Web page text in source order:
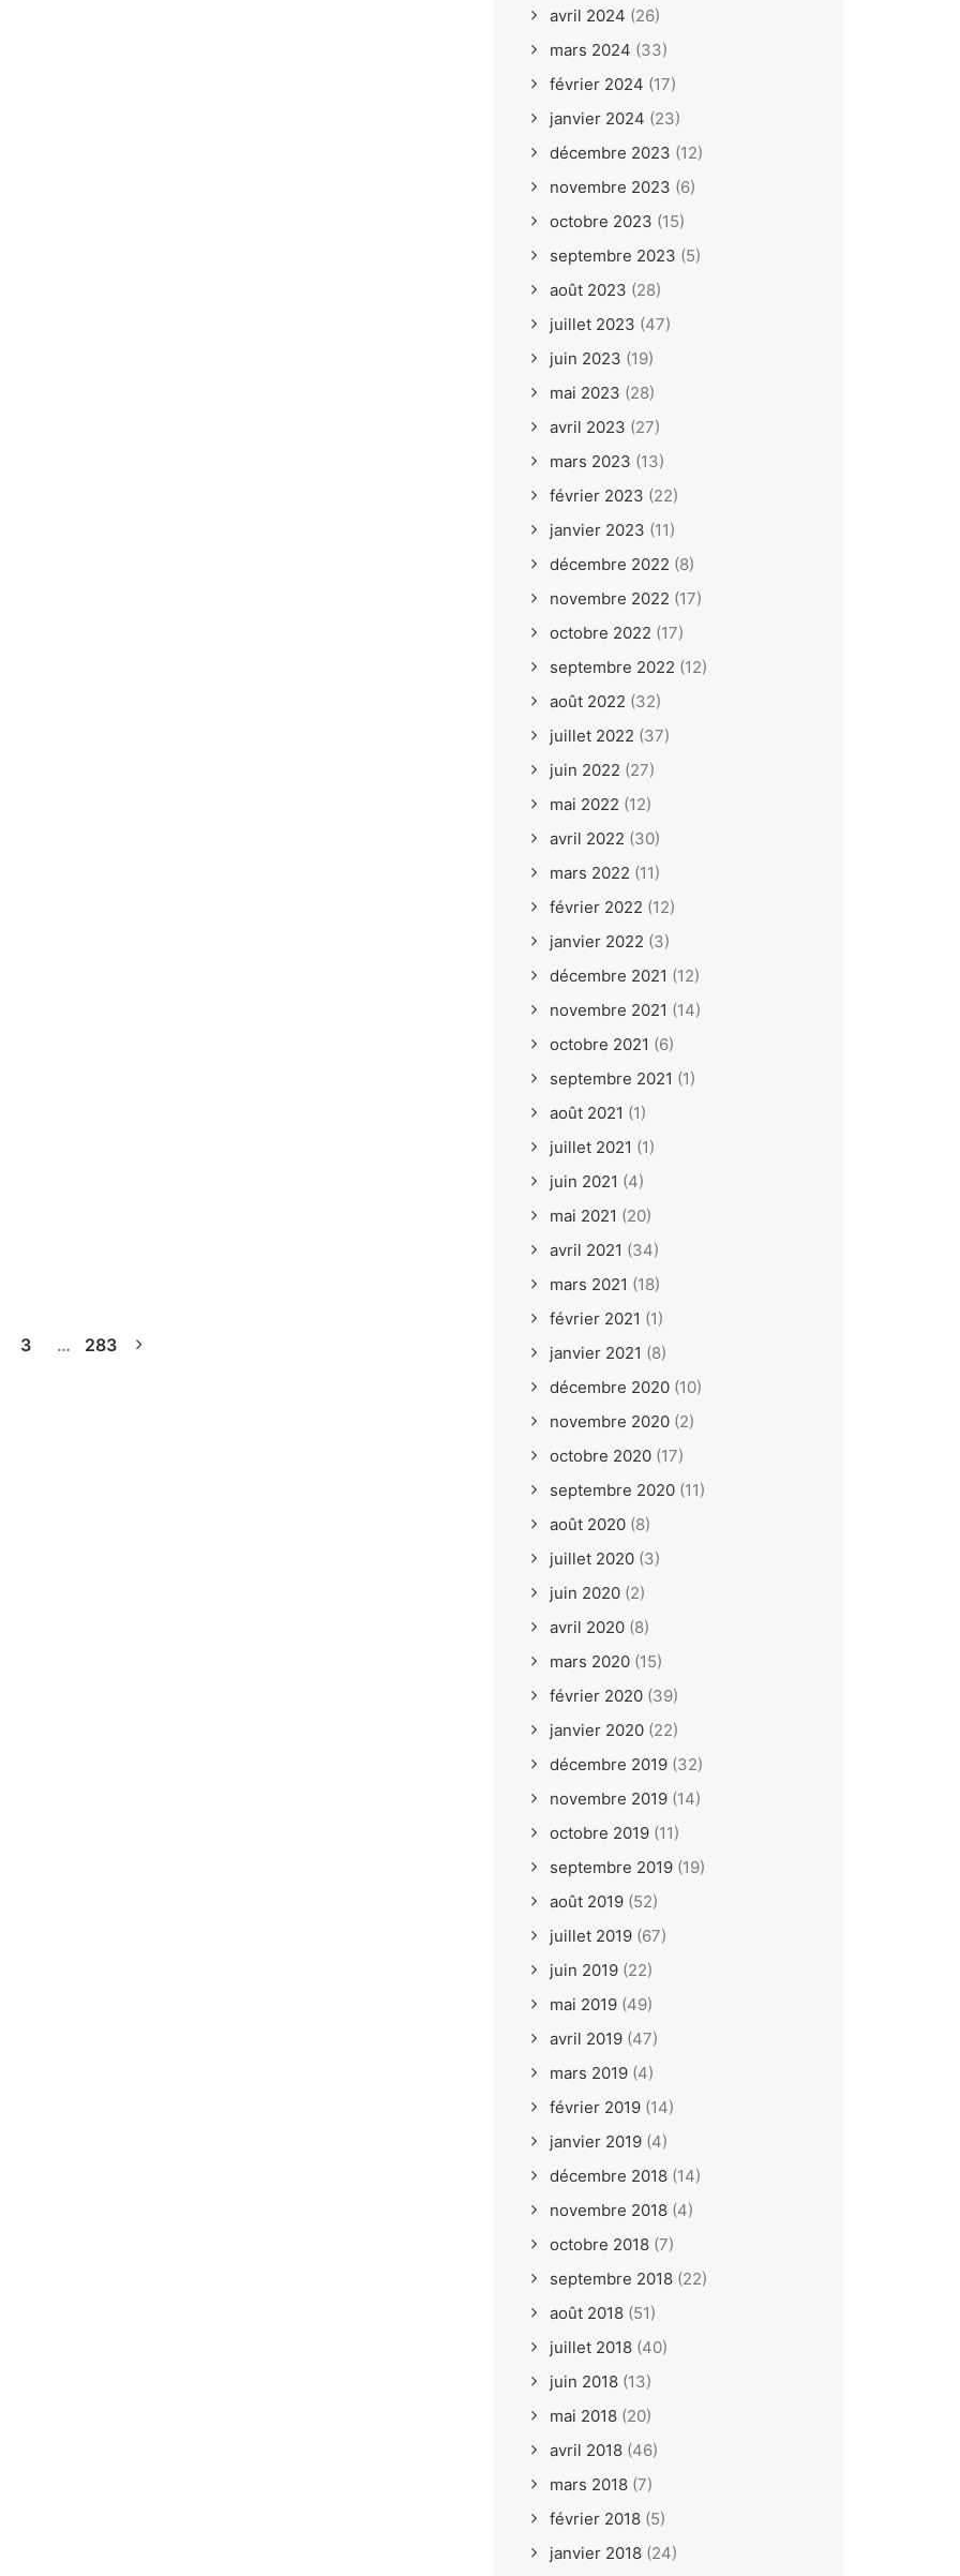
3 … 283
avril 2024 (26)
mars 2024 (33)
février 2024 (17)
janvier 2024 (23)
décembre 2023 (12)
novembre 2023 (6)
octobre 2023 (15)
septembre 2023 (5)
août 2023 (28)
juillet 2023 (47)
juin 2023 (19)
mai 2023 (28)
avril 2023 (27)
mars 2023 (13)
février 2023 (22)
janvier 2023 (11)
décembre 2022 (8)
novembre 2022 (17)
octobre 2022 (17)
septembre 2022 (12)
août 2022 (32)
juillet 2022 (37)
juin 2022 (27)
mai 2022 (12)
avril 2022 (30)
mars 2022 (11)
février 2022 (12)
janvier 2022 (3)
décembre 2021 (12)
novembre 2021 (14)
octobre 2021 (6)
septembre 2021 (1)
août 2021 (1)
juillet 2021 (1)
juin 2021 (4)
mai 2021 (20)
avril 2021 (34)
mars 2021 (18)
février 2021 (1)
janvier 2021 (8)
décembre 2020 (10)
novembre 2020 (2)
octobre 2020 (17)
septembre 2020 (11)
août 2020 (8)
juillet 2020 (3)
juin 2020 (2)
avril 2020 (8)
mars 2020 (15)
février 2020 (39)
janvier 2020 (22)
décembre 2019 (32)
novembre 2019 (14)
octobre 2019 (11)
septembre 2019 (19)
août 2019 (52)
juillet 2019 (67)
juin 2019 (22)
mai 2019 (49)
avril 2019 (47)
mars 2019 (4)
février 2019 (14)
janvier 2019 (4)
décembre 2018 (14)
novembre 2018 (4)
octobre 2018 (7)
septembre 2018 (22)
août 2018 (51)
juillet 2018 (40)
juin 2018 (13)
mai 2018 (20)
avril 2018 (46)
mars 2018 (7)
février 2018 (5)
janvier 2018 (24)